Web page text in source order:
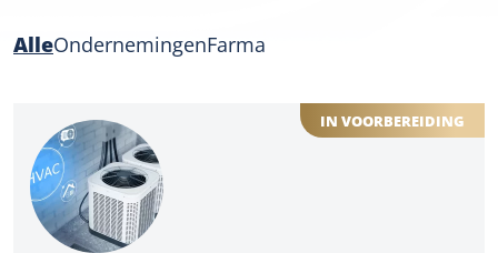
AlleOndernemingenFarma
IN VOORBEREIDING